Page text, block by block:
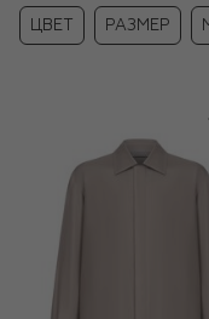
ЦВЕТ РАЗМЕР